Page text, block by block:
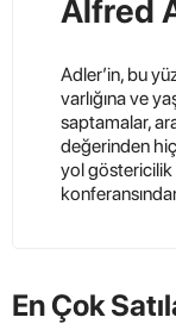
Alfred
Adler’in, bu
varlığına ve
saptamalar,
değerinden
yol göstericilik
ve bireylerin
sağlamaya
En Çok